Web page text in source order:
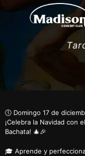
🕔 Domingo 17 de
¡Celebra la Navidad con
Bachata! 🎄🎉
🎓 Aprende y